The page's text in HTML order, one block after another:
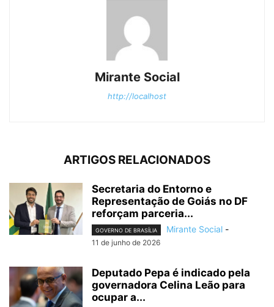
Mirante Social
http://localhost
ARTIGOS RELACIONADOS
Secretaria do Entorno e
Representação de Goiás no DF
reforçam parceria...
GOVERNO DE BRASÍLIA Mirante Social -
11 de junho de 2026
Deputado Pepa é indicado pela
governadora Celina Leão para
ocupar a...